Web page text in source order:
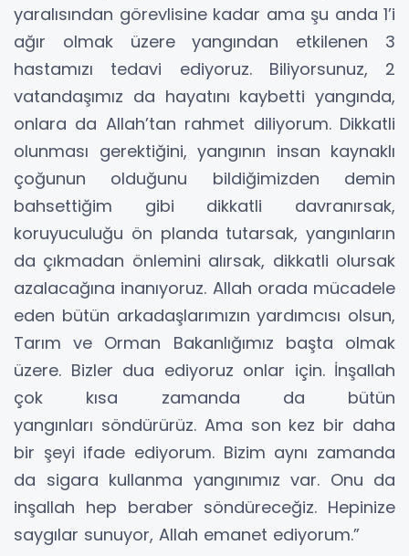
yaralısından görevlisine kadar ama şu anda 1’i
ağır olmak üzere yangından etkilenen 3
hastamızı tedavi ediyoruz. Biliyorsunuz, 2
vatandaşımız da hayatını kaybetti yangında,
onlara da Allah’tan rahmet diliyorum. Dikkatli
olunması gerektiğini, yangının insan kaynaklı
çoğunun olduğunu bildiğimizden demin
bahsettiğim gibi dikkatli davranırsak,
koruyuculuğu ön planda tutarsak, yangınların
da çıkmadan önlemini alırsak, dikkatli olursak
azalacağına inanıyoruz. Allah orada mücadele
eden bütün arkadaşlarımızın yardımcısı olsun,
Tarım ve Orman Bakanlığımız başta olmak
üzere. Bizler dua ediyoruz onlar için. İnşallah
çok kısa zamanda da bütün
yangınları söndürürüz. Ama son kez bir daha
bir şeyi ifade ediyorum. Bizim aynı zamanda
da sigara kullanma yangınımız var. Onu da
inşallah hep beraber söndüreceğiz. Hepinize
saygılar sunuyor, Allah emanet ediyorum.”